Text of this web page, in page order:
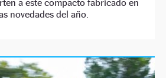
a este compacto fabricado en
novedades del año.